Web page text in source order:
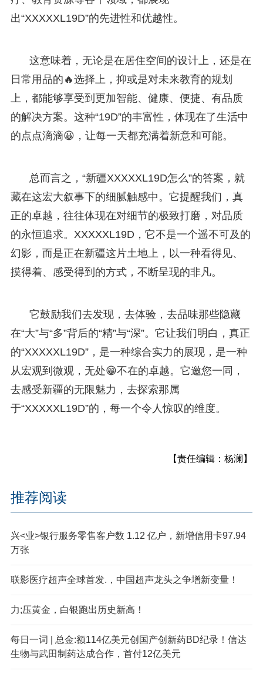
出“XXXXXL19D”的先进性和优越性。
这意味着，无论是在居住空间的设计上，还是在
日常用品的🔥选择上，抑或是对未来教育的规划
上，都能够享受到更加智能、健康、便捷、有品质
的解决方案。这种“19D”的丰富性，体现在了生活中
的点点滴滴😀，让每一天都充满着新意和可能。
总而言之，“新疆XXXXXL19D怎么”的答案，就
藏在这宏大叙事下的细腻触感中。它提醒我们，真
正的卓越，往往体现在对细节的极致打磨，对品质
的永恒追求。XXXXXL19D，它不是一个遥不可及的
幻影，而是正在新疆这片土地上，以一种看得见、
摸得着、感受得到的方式，不断呈现的非凡。
它鼓励我们去发现，去体验，去品味那些隐藏
在“大”与“多”背后的“精”与“深”。它让我们明白，真正
的“XXXXXL19D”，是一种综合实力的展现，是一种
从宏观到微观，无处😁不在的卓越。它邀您一同，
去感受新疆的无限魅力，去探索那属
于“XXXXXL19D”的，每一个令人惊叹的维度。
【责任编辑：杨澜】
推荐阅读
兴<业>银行服务零售客户数 1.12 亿户，新增信用卡97.94
万张
联影医疗超声全球首发.，中国超声龙头之争增新变量！
力;压黄金，白银跑出历史新高！
每日一词 | 总金:额114亿美元创国产创新药BD纪录！信达
生物与武田制药达成合作，首付12亿美元